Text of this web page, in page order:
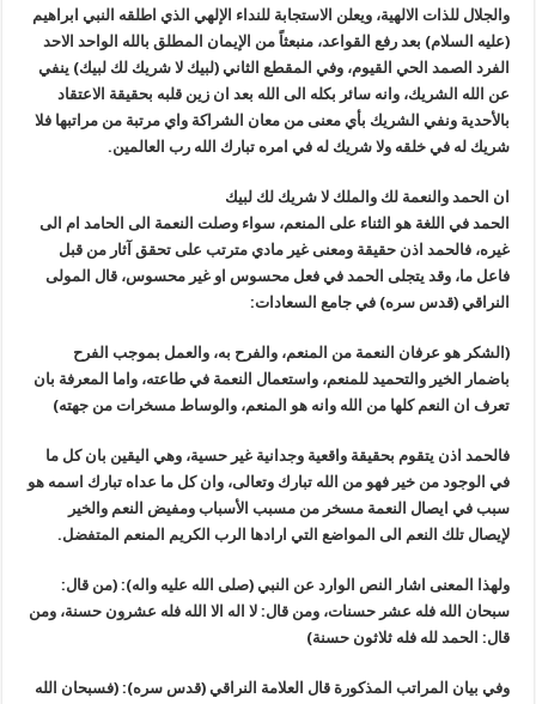
والجلال للذات الالهية، ويعلن الاستجابة للنداء الإلهي الذي اطلقه النبي ابراهيم
(عليه السلام) بعد رفع القواعد، منبعثاً من الإيمان المطلق بالله الواحد الاحد
الفرد الصمد الحي القيوم، وفي المقطع الثاني (لبيك لا شريك لك لبيك) ينفي
عن الله الشريك، وانه سائر بكله الى الله بعد ان زين قلبه بحقيقة الاعتقاد
بالأحدية ونفي الشريك بأي معنى من معان الشراكة واي مرتبة من مراتبها فلا
شريك له في خلقه ولا شريك له في امره تبارك الله رب العالمين.
ان الحمد والنعمة لك والملك لا شريك لك لبيك
الحمد في اللغة هو الثناء على المنعم، سواء وصلت النعمة الى الحامد ام الى
غيره، فالحمد اذن حقيقة ومعنى غير مادي مترتب على تحقق آثار من قبل
فاعل ما، وقد يتجلى الحمد في فعل محسوس او غير محسوس، قال المولى
النراقي (قدس سره) في جامع السعادات:
(الشكر هو عرفان النعمة من المنعم، والفرح به، والعمل بموجب الفرح
باضمار الخير والتحميد للمنعم، واستعمال النعمة في طاعته، واما المعرفة بان
تعرف ان النعم كلها من الله وانه هو المنعم، والوساط مسخرات من جهته)
فالحمد اذن يتقوم بحقيقة واقعية وجدانية غير حسية، وهي اليقين بان كل ما
في الوجود من خير فهو من الله تبارك وتعالى، وان كل ما عداه تبارك اسمه هو
سبب في ايصال النعمة مسخر من مسبب الأسباب ومفيض النعم والخير
لإيصال تلك النعم الى المواضع التي ارادها الرب الكريم المنعم المتفضل.
ولهذا المعنى اشار النص الوارد عن النبي (صلى الله عليه واله): (من قال:
سبحان الله فله عشر حسنات، ومن قال: لا اله الا الله فله عشرون حسنة، ومن
قال: الحمد لله فله ثلاثون حسنة)
وفي بيان المراتب المذكورة قال العلامة النراقي (قدس سره): (فسبحان الله